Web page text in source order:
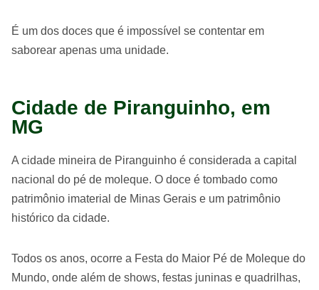
É um dos doces que é impossível se contentar em
saborear apenas uma unidade.
Cidade de Piranguinho, em
MG
A cidade mineira de Piranguinho é considerada a capital
nacional do pé de moleque. O doce é tombado como
patrimônio imaterial de Minas Gerais e um patrimônio
histórico da cidade.
Todos os anos, ocorre a Festa do Maior Pé de Moleque do
Mundo, onde além de shows, festas juninas e quadrilhas,